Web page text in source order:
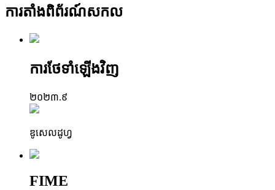
ការតាំងពិព័រណ៍សកល
ការថែទាំឡើងវិញ
២០២៣.៩
ឌូសេលដូហ្វ
FIME